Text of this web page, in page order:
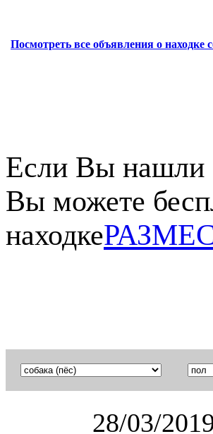
Посмотреть все объявления о находке
Если Вы нашли
Вы можете
находке
28/03/